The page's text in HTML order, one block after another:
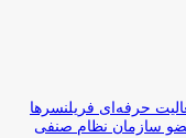
حرفه‌ای فریلنسرها
سازمان نظام صنفی